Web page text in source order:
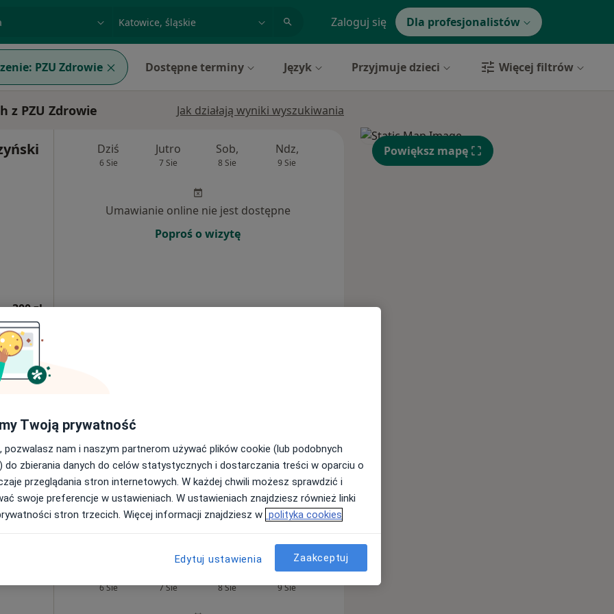
miasto lub dzielnica Zaloguj się Dla profesjonalistów
PZU Zdrowie Dostępne terminy Język Przyjmuje dzieci Więcej filtrów
z PZU Zdrowie Jak działają wyniki wyszukiwania
300 zł
Dziś
6 Sie
Jutro
7 Sie
Sob,
8 Sie
Ndz,
9 Sie
Wt, Śr,
Umawianie online nie jest dostępne
Poproś o wizytę
220 zł
Umawianie online nie jest dostępne
Poproś o wizytę
6 Sie 7 Sie 8 Sie
Ndz,
9 Sie
Pon,
10 Sie
Powiększ mapę
Twoją prywatność
pozwalasz nam i naszym partnerom używać plików cookie (lub podobnych
do zbierania danych do celów statystycznych i dostarczania treści w oparciu o
przeglądania stron internetowych. W każdej chwili możesz sprawdzić i
swoje preferencje w ustawieniach. W ustawieniach znajdziesz również linki
stron trzecich. Więcej informacji znajdziesz w polityka cookies
Edytuj ustawienia Zaakceptuj